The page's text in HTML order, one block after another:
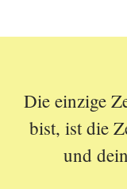
Die einzige
bist, ist die
und